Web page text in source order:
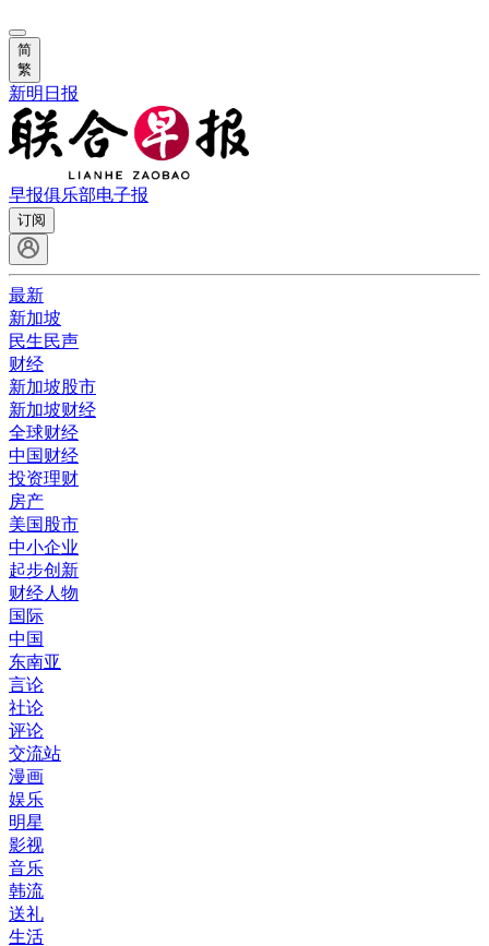
简
繁
新明日报
早报俱乐部电子报
订阅
最新
新加坡
民生民声
财经
新加坡股市
新加坡财经
全球财经
中国财经
投资理财
房产
美国股市
中小企业
起步创新
财经人物
国际
中国
东南亚
言论
社论
评论
交流站
漫画
娱乐
明星
影视
音乐
韩流
送礼
生活